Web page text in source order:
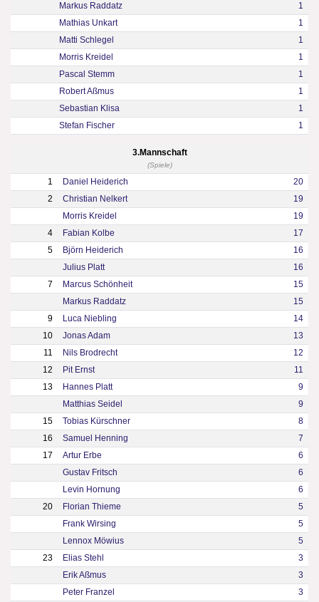
Markus Raddatz
1
Mathias Unkart
1
Matti Schlegel
1
Morris Kreidel
1
Pascal Stemm
1
Robert Aßmus
1
Sebastian Klisa
1
Stefan Fischer
1
3.Mannschaft
(Spiele)
1 Daniel Heiderich
20
2
Christian Nelkert
19
Morris Kreidel
19
4
Fabian Kolbe
17
5
Björn Heiderich
16
Julius Platt
16
7
Marcus Schönheit
15
Markus Raddatz
15
9
Luca Niebling
14
10
Jonas Adam
13
11
Nils Brodrecht
12
12
Pit Ernst
11
13
Hannes Platt
9
Matthias Seidel
9
15
Tobias Kürschner
8
16
Samuel Henning
7
17
Artur Erbe
6
Gustav Fritsch
6
Levin Hornung
6
20
Florian Thieme
5
Frank Wirsing
5
Lennox Möwius
5
23
Elias Stehl
3
Erik Aßmus
3
Peter Franzel
3